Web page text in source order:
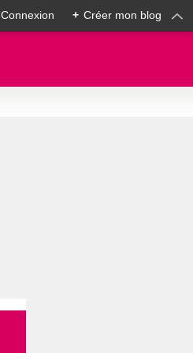
Connexion + Créer mon blog